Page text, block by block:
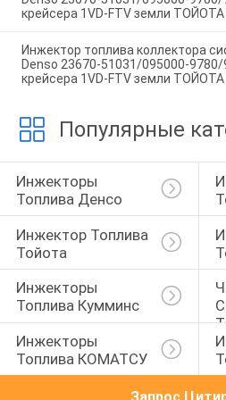
крейсера 1VD-FTV земли ТОЙОТА
Инжектор топлива коллектора
Denso 23670-51031/095000-
крейсера 1VD-FTV земли ТОЙОТА
Популярные
Инжекторы
Топлива Денсо
Инжектор Топлива
Тойота
Инжекторы
Топлива Кумминс
Инжекторы
Топлива КОМАТСУ